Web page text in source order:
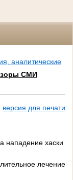
аналитические
СМИ
версия для печати
нападение хаски
лечение